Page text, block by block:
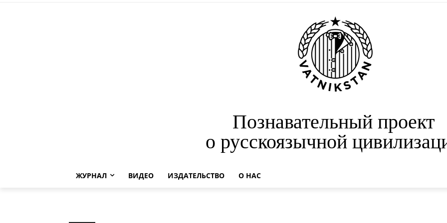
Познавательный проект
о русскоязычной
ЖУРНАЛ ВИДЕО ИЗДАТЕЛЬСТВО О НАС